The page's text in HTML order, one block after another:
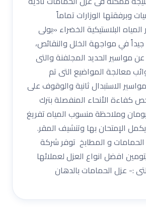
وبرفقتها الوزارات تماماً
البلاستيكية الخضراء «بولى
جيداً في مواجهة الخلل والنقائص،
عن مواسير الحديد المجلفنة والتى
معالجة المواضيع التى تم
الاستبدال ثانية والوقوف على
كفاءة الأنحاء المنفصلة بترك
يومان وملاحظة منسوب المياه تفريغ
الإمتحان بها وتنشيف المقر.
و المطابخ توفر شركة
افضل انواع العزل لعملائها
:- عزل الحمامات بالدهان